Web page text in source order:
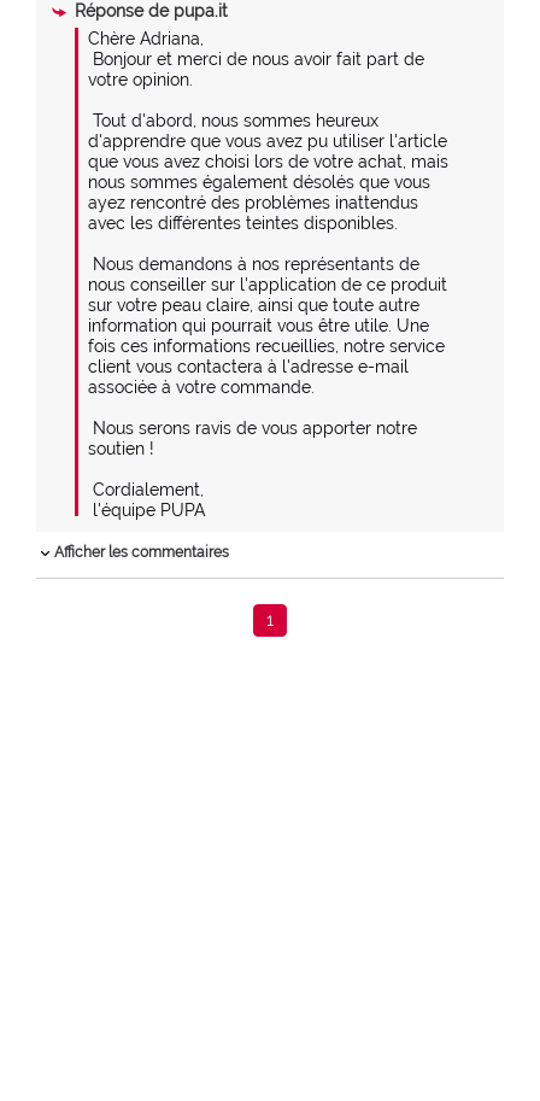
Réponse de pupa.it
Chère Adriana,
votre opinion.
d'apprendre que vous avez pu utiliser l'article
que vous avez choisi lors de votre achat, mais
nous sommes également désolés que vous
ayez rencontré des problèmes inattendus
avec les différentes teintes disponibles.
nous conseiller sur l'application de ce produit
sur votre peau claire, ainsi que toute autre
information qui pourrait vous être utile. Une
fois ces informations recueillies, notre service
client vous contactera à l'adresse e-mail
associée à votre commande.
soutien !
l'équipe PUPA
Afficher les commentaires
1